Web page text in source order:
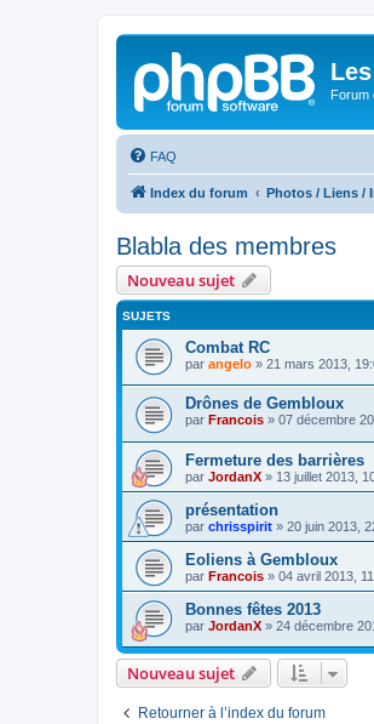
Forum
FAQ
Index du forum Photos / Liens /
Blabla des membres
Nouveau sujet
SUJETS
Combat RC
par angelo » 21 mars 2013,
Drônes de Gembloux
par Francois » 07 décembre
Fermeture des barrières
par JordanX » 13 juillet 2013,
présentation
par chrisspirit » 20 juin 2013,
Eoliens à Gembloux
par Francois » 04 avril 2013,
Bonnes fêtes 2013
par JordanX » 24 décembre
Nouveau sujet
Retourner à l’index du forum